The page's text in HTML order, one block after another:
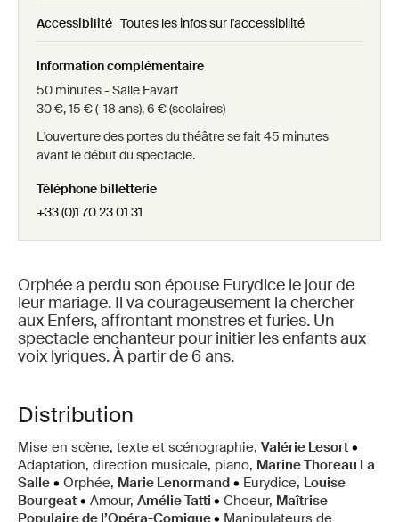
Orphée a perdu son épouse Eurydice le jour de
leur mariage. Il va courageusement la chercher
aux Enfers, affrontant monstres et furies. Un
spectacle enchanteur pour initier les enfants aux
voix lyriques. À partir de 6 ans.
Distribution
Mise en scène, texte et scénographie, Valérie Lesort •
Adaptation, direction musicale, piano, Marine Thoreau La
Salle • Orphée, Marie Lenormand • Eurydice, Louise
Bourgeat • Amour, Amélie Tatti • Choeur, Maîtrise
Populaire de l’Opéra-Comique• Manipulateurs de
Accessibilité Toutes les infos sur l'accessibilité
Information complémentaire
50 minutes - Salle Favart
30 €, 15 € (-18 ans), 6 € (scolaires)
L'ouverture des portes du théâtre se fait 45 minutes
avant le début du spectacle.
Téléphone billetterie
+33 (0)1 70 23 01 31